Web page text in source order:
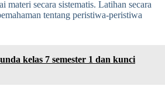
materi secara sistematis. Latihan secara
tentang peristiwa-peristiwa
kelas 7 semester 1 dan kunci